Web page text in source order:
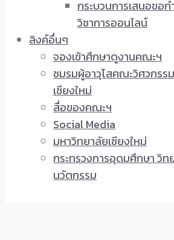
กระบวนการเสนอขอ
วิชาการออนไลน์
ลิงค์อื่นๆ
จองเข้าศึกษาดูงานคณะฯ
ชมรมผู้อาวุโสคณะวิศวกรร
เชียงใหม่
สื่อของคณะฯ
Social Media
มหาวิทยาลัยเชียงใหม่
กระทรวงการอุดมศึกษา วิท
นวัตกรรม